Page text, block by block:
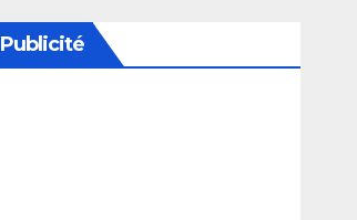
Publicité